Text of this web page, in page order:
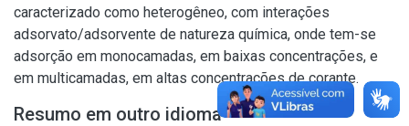
caracterizado como heterogêneo, com interações
adsorvato/adsorvente de natureza química, onde tem-se
adsorção em monocamadas, em baixas concentrações, e
em multicamadas, em altas concentrações de corante.
Resumo em outro idioma